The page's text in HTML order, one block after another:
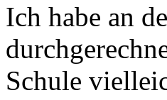
Ich habe an
Schule